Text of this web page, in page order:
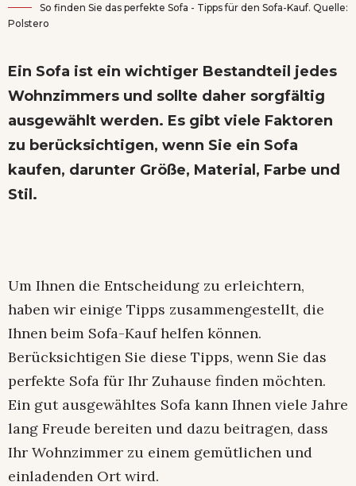
So finden Sie das perfekte Sofa - Tipps für den Sofa-Kauf. Quelle:
Polstero
Ein Sofa ist ein wichtiger Bestandteil jedes
Wohnzimmers und sollte daher sorgfältig
ausgewählt werden. Es gibt viele Faktoren
zu berücksichtigen, wenn Sie ein Sofa
kaufen, darunter Größe, Material, Farbe und
Stil.
Um Ihnen die Entscheidung zu erleichtern,
haben wir einige Tipps zusammengestellt, die
Ihnen beim Sofa-Kauf helfen können.
Berücksichtigen Sie diese Tipps, wenn Sie das
perfekte Sofa für Ihr Zuhause finden möchten.
Ein gut ausgewähltes Sofa kann Ihnen viele Jahre
lang Freude bereiten und dazu beitragen, dass
Ihr Wohnzimmer zu einem gemütlichen und
einladenden Ort wird.